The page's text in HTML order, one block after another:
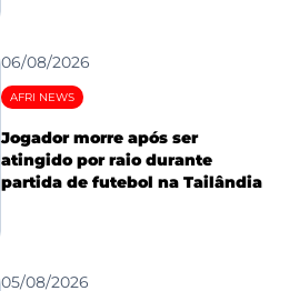
06/08/2026
AFRI NEWS
Jogador morre após ser
atingido por raio durante
partida de futebol na Tailândia
05/08/2026